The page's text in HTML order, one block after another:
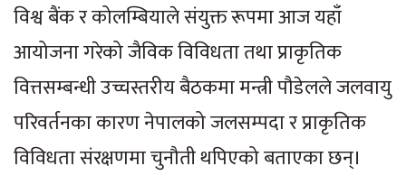
विश्व बैंक र कोलम्बियाले संयुक्त रूपमा आज यहाँ
आयोजना गरेको जैविक विविधता तथा प्राकृतिक
वित्तसम्बन्धी उच्चस्तरीय बैठकमा मन्त्री पौडेलले जलवायु
परिवर्तनका कारण नेपालको जलसम्पदा र प्राकृतिक
विविधता संरक्षणमा चुनौती थपिएको बताएका छन्।